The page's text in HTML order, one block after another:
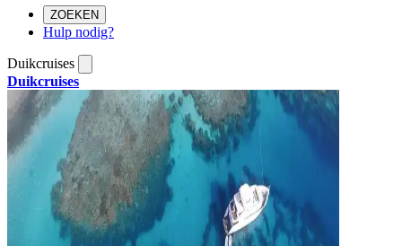
ZOEKEN
Hulp nodig?
Duikcruises
Duikcruises